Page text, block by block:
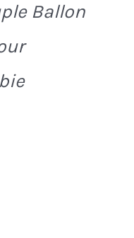
Ballon